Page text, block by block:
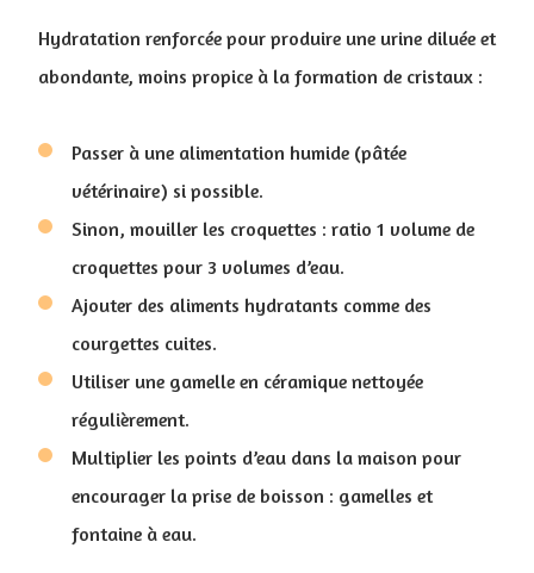
Hydratation renforcée pour produire une urine diluée et
abondante, moins propice à la formation de cristaux :
Passer à une alimentation humide (pâtée
vétérinaire) si possible.
Sinon, mouiller les croquettes : ratio 1 volume de
croquettes pour 3 volumes d’eau.
Ajouter des aliments hydratants comme des
courgettes cuites.
Utiliser une gamelle en céramique nettoyée
régulièrement.
Multiplier les points d’eau dans la maison pour
encourager la prise de boisson : gamelles et
fontaine à eau.